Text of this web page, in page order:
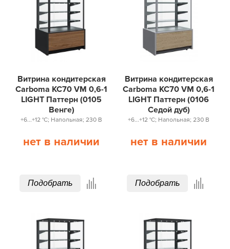
Витрина кондитерская
Carboma KC70 VM 0,6-1
LIGHT Паттерн (0105
Венге)
+6...+12 °С; Напольная; 230 В
нет в наличии
Подобрать
Витрина кондитерская
Carboma KC70 VM 0,6-1
LIGHT Паттерн (0106
Седой дуб)
+6...+12 °С; Напольная; 230 В
нет в наличии
Подобрать